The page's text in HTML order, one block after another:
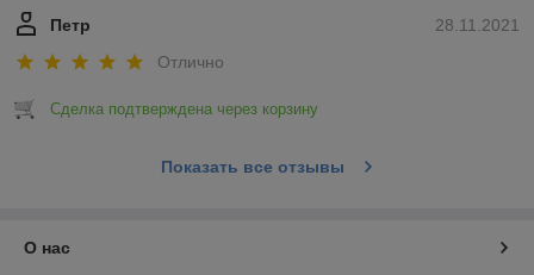
28.11.2021
Петр
Отлично
Сделка подтверждена через корзину
Показать все отзывы
О нас